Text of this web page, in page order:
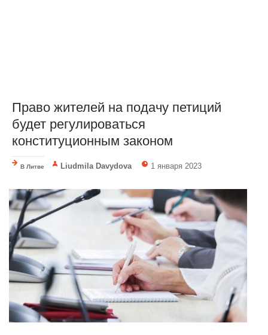
Право жителей на подачу петиций
будет регулироваться
конституционным законом
В Литве Liudmila Davydova 1 января 2023